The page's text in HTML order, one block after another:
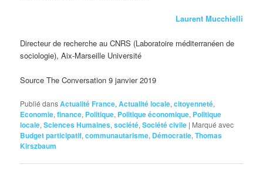
Laurent Mucchielli
Directeur de recherche au CNRS (Laboratoire méditerranéen de
sociologie), Aix-Marseille Université
Source The Conversation 9 janvier 2019
Publié dansActualité France,Actualité locale,citoyenneté,
Economie,finance, Politique, Politique économique, Politique
locale,Sciences Humaines,société,Société civile | Marqué avec
Budget participatif,communautarisme, Démocratie,Thomas
Kirszbaum